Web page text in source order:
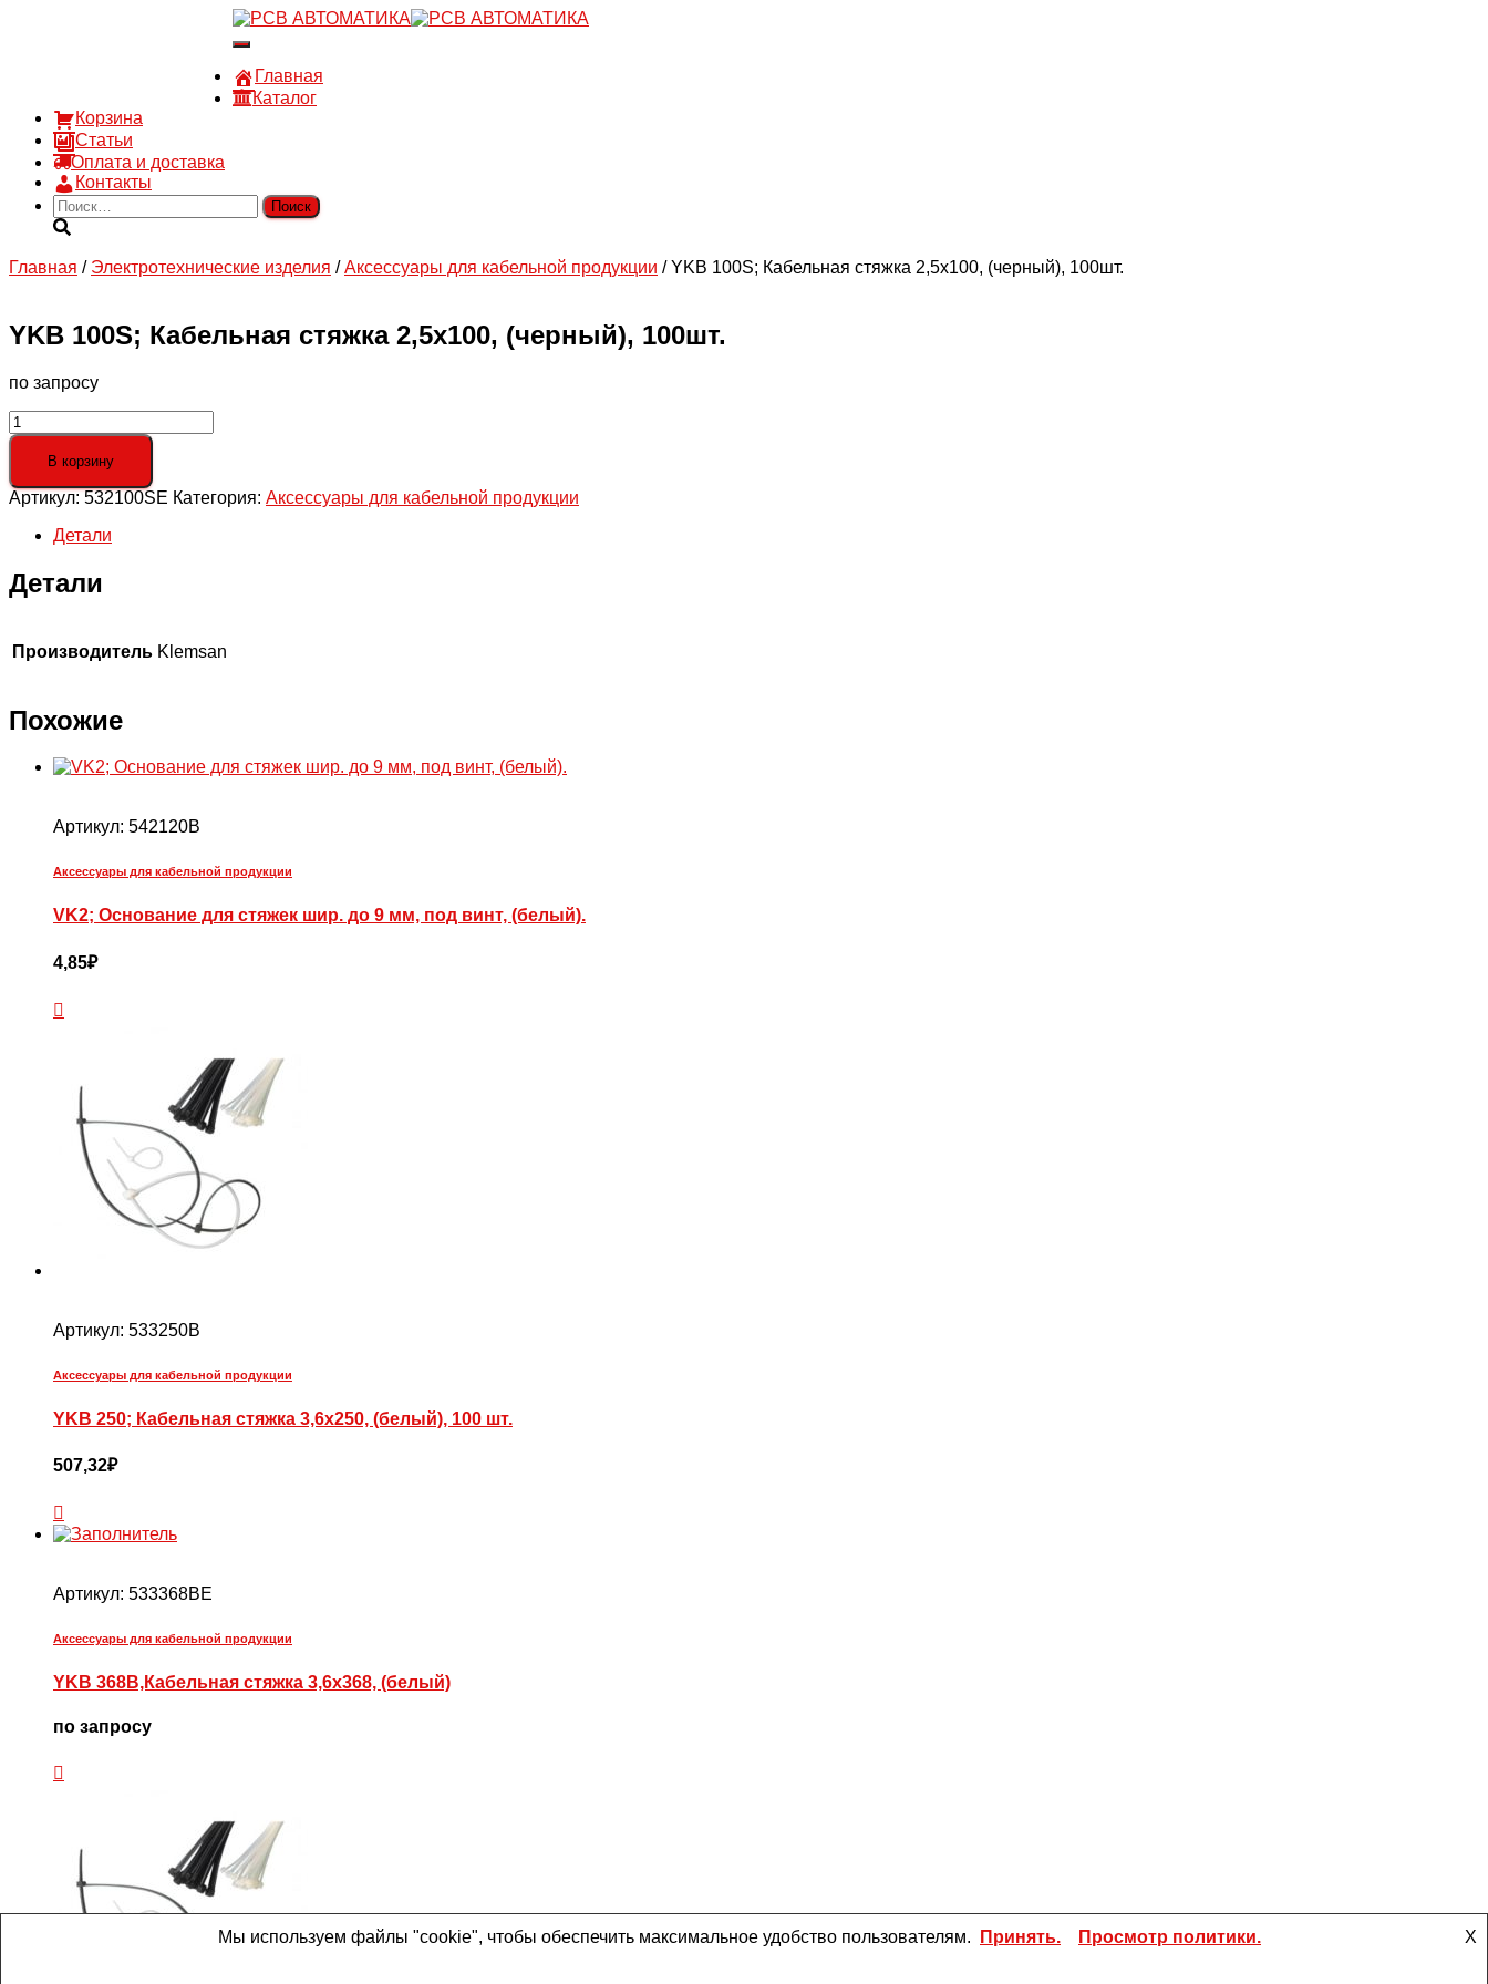
sales@rsvautomatic.ru
Войти
Переключить
навигацию
Главная
Каталог
Корзина
Статьи
Оплата и доставка
Контакты
Найти:
Главная / Электротехнические изделия /Аксессуары для кабельной продукции / YKB 100S; Кабельная стяжка 2,5х100, (черный), 100шт.
YKB 100S; Кабельная стяжка 2,5х100, (черный), 100шт.
по запросу
Количество
товара
100S;
Кабельная
2,5х100,
100шт.
В корзину
Артикул: 532100SE Категория: Аксессуары для кабельной продукции
Детали
Детали
Производитель Klemsan
Похожие
Артикул: 542120B
Аксессуары для кабельной продукции
VK2; Основание для стяжек шир. до 9 мм, под винт, (белый).
4,85₽
Артикул: 533250B
Аксессуары для кабельной продукции
YKB 250; Кабельная стяжка 3,6х250, (белый), 100 шт.
507,32₽
Артикул: 533368BE
Аксессуары для кабельной продукции
YKB 368B,Кабельная стяжка 3,6х368, (белый)
по запросу
Мы используем файлы "cookie", чтобы обеспечить максимальное удобство пользователям. X
Принять. Просмотр политики.